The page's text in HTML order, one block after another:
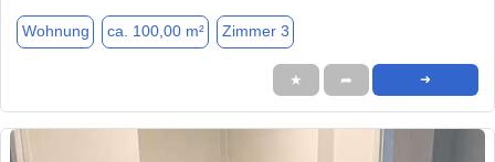
Wohnung ca. 100,00 m² Zimmer 3
★ ➦ ➜